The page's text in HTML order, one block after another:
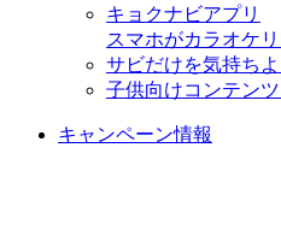
キョクナビアプリ
スマホがカラオケ
サビだけを気持ちよ
子供向けコンテンツ
キャンペーン情報